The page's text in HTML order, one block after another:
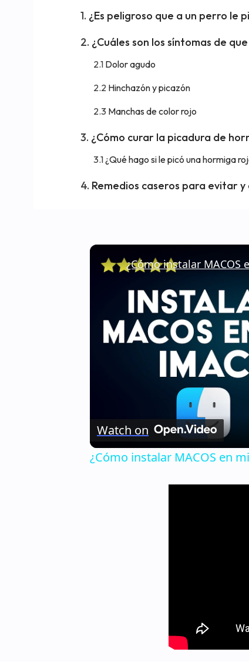
¿Es peligroso que a un perro le
¿Cuáles son los síntomas de
Dolor agudo
Hinchazón y picazón
Manchas de color rojo
¿Cómo curar la picadura de
¿Qué hago si le picó una hormiga
Remedios caseros para evitar
Watch on
¿Cómo instalar MACOS en